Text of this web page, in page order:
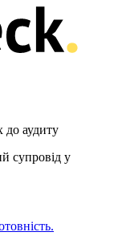
до аудиту
супровід у